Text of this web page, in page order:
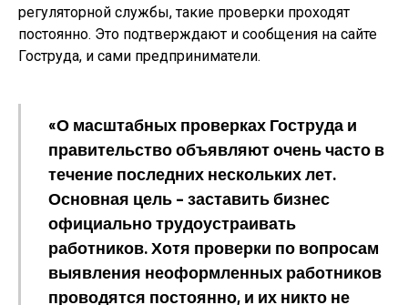
регуляторной службы, такие проверки проходят
постоянно. Это подтверждают и сообщения на сайте
Гоструда, и сами предприниматели.
«О масштабных проверках Гоструда и
правительство объявляют очень часто в
течение последних нескольких лет.
Основная цель – заставить бизнес
официально трудоустраивать
работников. Хотя проверки по вопросам
выявления неоформленных работников
проводятся постоянно, и их никто не